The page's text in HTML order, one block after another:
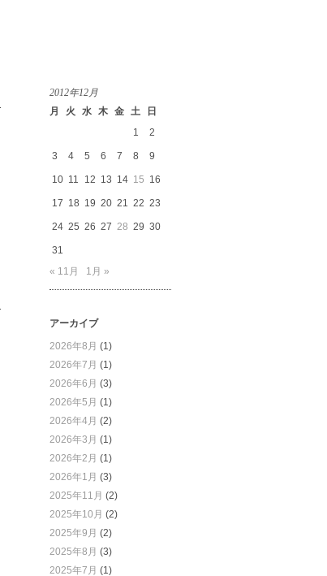
2012年12月
月
火 水 木 金 土
日
1
2
3 4 5 6 7 8 9
10 11 12 13 14 15 16
17 18 19 20 21 22 23
24 25 26 27 28 29 30
31
« 11月
1月 »
アーカイブ
2026年8月 (1)
2026年7月 (1)
2026年6月 (3)
2026年5月 (1)
2026年4月 (2)
2026年3月 (1)
2026年2月 (1)
2026年1月 (3)
2025年11月 (2)
2025年10月 (2)
2025年9月 (2)
2025年8月 (3)
2025年7月 (1)